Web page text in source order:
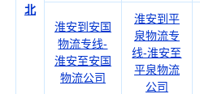
北
淮安到安国
物流专线-
淮安至安国
物流公司
淮安到平
泉物流专
线-淮安至
平泉物流
公司